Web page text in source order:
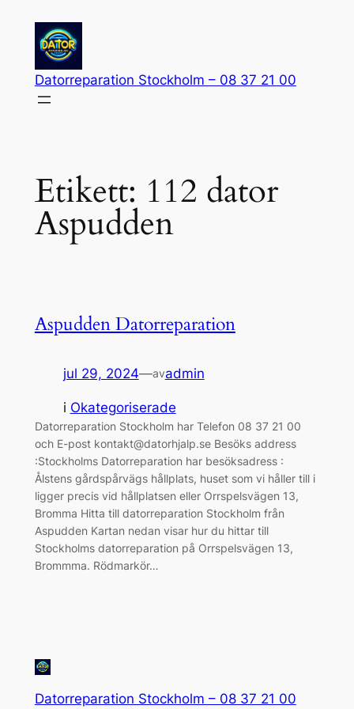
innehåll
Datorreparation Stockholm – 08 37 21 00
Etikett: 112 dator
Aspudden
Aspudden Datorreparation
jul 29, 2024—avadmin
i Okategoriserade
Datorreparation Stockholm har Telefon 08 37 21 00
och E-post kontakt@datorhjalp.se Besöks address
:Stockholms Datorreparation har besöksadress :
Ålstens gårdspårvägs hållplats, huset som vi håller till i
ligger precis vid hållplatsen eller Orrspelsvägen 13,
Bromma Hitta till datorreparation Stockholm från
Aspudden Kartan nedan visar hur du hittar till
Stockholms datorreparation på Orrspelsvägen 13,
Brommma. Rödmarkör…
Datorreparation Stockholm – 08 37 21 00